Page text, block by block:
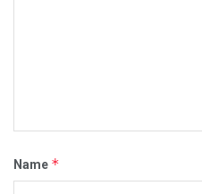
Name *